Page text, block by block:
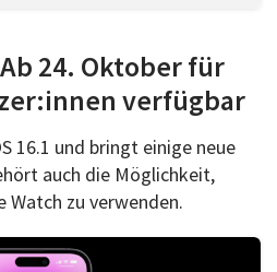
24. Oktober für
verfügbar
16.1 und bringt einige neue
auch die Möglichkeit,
Watch zu verwenden.